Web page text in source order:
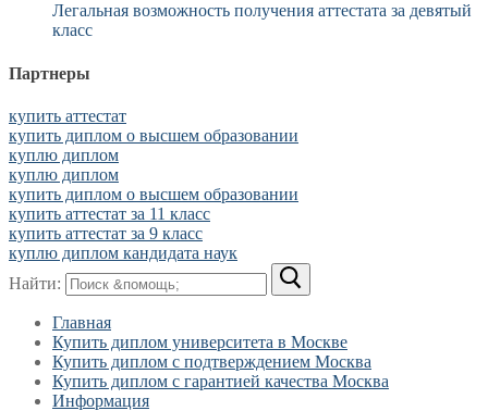
Легальная возможность получения аттестата за девятый
класс
Партнеры
купить аттестат
купить диплом о высшем образовании
куплю диплом
куплю диплом
купить диплом о высшем образовании
купить аттестат за 11 класс
купить аттестат за 9 класс
куплю диплом кандидата наук
Найти:
Главная
Купить диплом университета в Москве
Купить диплом с подтверждением Москва
Купить диплом с гарантией качества Москва
Информация